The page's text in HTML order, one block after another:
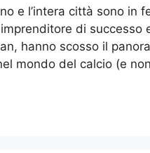
e l’intera città sono in
di successo
hanno scosso il
mondo del calcio (e